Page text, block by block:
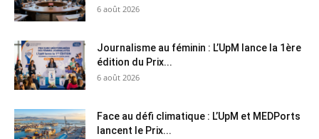
6 août 2026
Journalisme au féminin : L’UpM lance la 1ère
édition du Prix...
6 août 2026
Face au défi climatique : L’UpM et MEDPorts
lancent le Prix...